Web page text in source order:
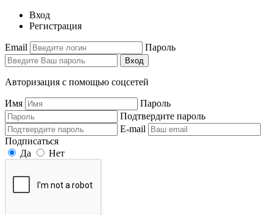
Вход
Регистрация
Email Пароль
Вход
Авторизация с помощью соцсетей
Имя
Пароль
Подтвердите пароль
E-mail
Подписаться
Да
Нет